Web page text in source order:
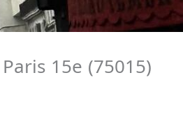
15e (75015)